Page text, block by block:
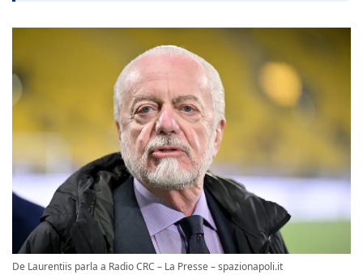
De Laurentiis parla a Radio CRC – La Presse – spazionapoli.it